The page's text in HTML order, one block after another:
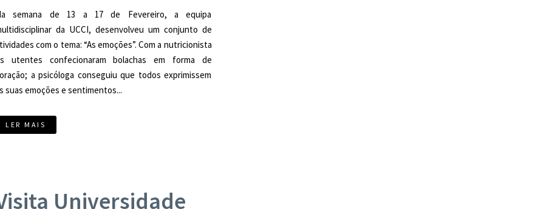
semana de 13 a 17 de Fevereiro, a equipa
da UCCI, desenvolveu um conjunto de
com o tema: “As emoções”. Com a nutricionista
utentes confecionaram bolachas em forma de
a psicóloga conseguiu que todos exprimissem
suas emoções e sentimentos...
LER MAIS
Universidade